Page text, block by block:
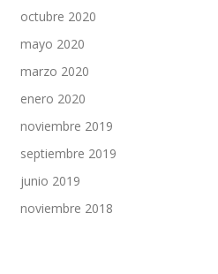
octubre 2020
mayo 2020
marzo 2020
enero 2020
noviembre 2019
septiembre 2019
junio 2019
noviembre 2018